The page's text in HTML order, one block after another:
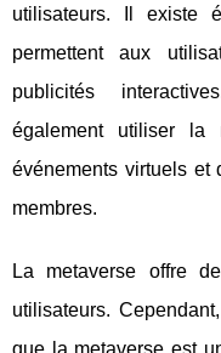
utilisateurs. Il existe
permettent aux
publicités
également utiliser la
événements virtuels
membres.
La metaverse offre
utilisateurs.